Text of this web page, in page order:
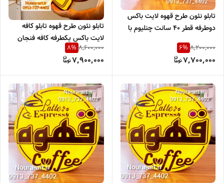
تابلو نئون طرح قهوه لایت باکس
دوطرفه قطر ۴۰ سانت چنلیوم با
لبه ساده طلایی لایت باکس قهوه
فنجان ضد آب کافی اقساطی
8,200,000
6%
7,700,000
تابلو نئون طرح قهوه تابلو کافه
لایت باکس یکطرفه کافه فنجان
پی
8,600,000
8%
7,900,000